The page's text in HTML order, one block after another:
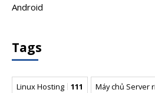
Android
Tags
Linux Hosting 111 Máy chủ Server